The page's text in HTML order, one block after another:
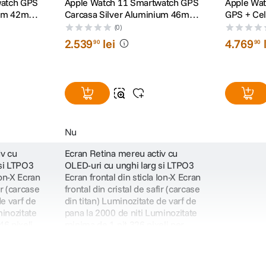
anormale.
de invatare automata, sustinute de studii cu peste 100.000 de
si ai acces la un tensiometru, iti poti monitoriza tensiunea in
42mm
M
Carcasa Silver Aluminium 46mm
Purple Fog Sport Band S/M
(0)
2.53990 lei
GPS +
Titanium
Loop - L
4.76990
Nu
cu
LTPO3
X Ecran
(carcase
varf de
Ecran Retina mereu activ cu
OLED-uri cu unghi larg si LTPO3
Ecran frontal din sticla Ion-X Ecran
frontal din cristal de safir (carcase
din titan) Luminozitate de varf de
pana la 2000 de niti Luminozitate